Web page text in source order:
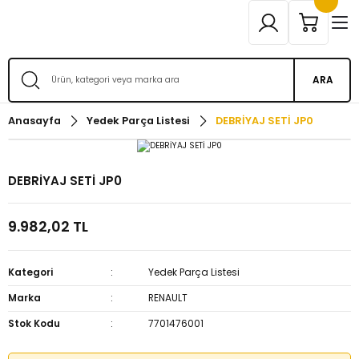
ARA
Anasayfa Yedek Parça Listesi DEBRİYAJ SETİ JP0
DEBRİYAJ SETİ JP0
9.982,02 TL
Kategori
Yedek Parça Listesi
Marka
RENAULT
Stok Kodu
7701476001